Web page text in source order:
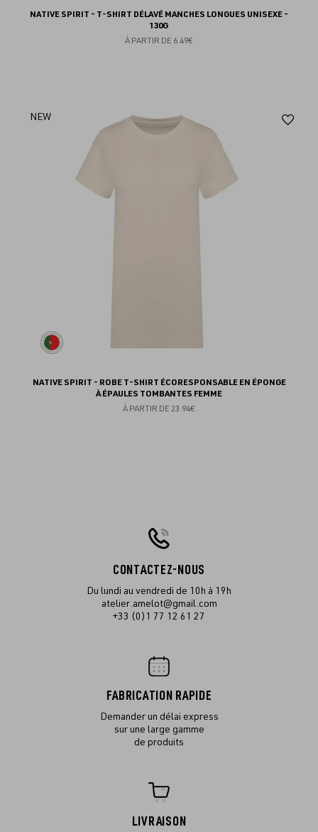
NATIVE SPIRIT - T-SHIRT DÉLAVÉ MANCHES LONGUES UNISEXE -
130G
À PARTIR DE 6.49€
NEW
NATIVE SPIRIT - ROBE T-SHIRT ÉCORESPONSABLE EN ÉPONGE
À ÉPAULES TOMBANTES FEMME
À PARTIR DE 23.94€
CONTACTEZ-NOUS
Du lundi au vendredi de 10h à 19h
atelier.amelot@gmail.com
+33 (0)1 77 12 61 27
FABRICATION RAPIDE
Demander un délai express
sur une large gamme
de produits
LIVRAISON